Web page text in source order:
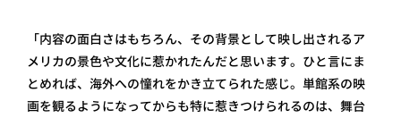
「内容の面白さはもちろん、その背景として映し出されるア
メリカの景色や文化に惹かれたんだと思います。ひと言にま
とめれば、海外への憧れをかき立てられた感じ。単館系の映
画を観るようになってからも特に惹きつけられるのは、舞台